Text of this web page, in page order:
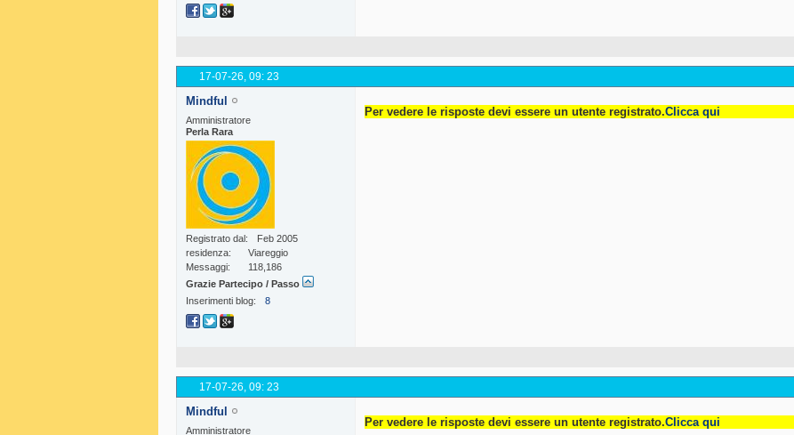
17-07-26, 09: 23
Mindful
Amministratore
Perla Rara
Registrato dal
Feb 2005
residenza
Viareggio
Messaggi
118,186
Grazie Partecipo / Passo
Inserimenti blog
8
Per vedere le risposte devi essere un utente registrato.Clicca qui
17-07-26, 09: 23
Mindful
Amministratore
Per vedere le risposte devi essere un utente registrato.Clicca qui